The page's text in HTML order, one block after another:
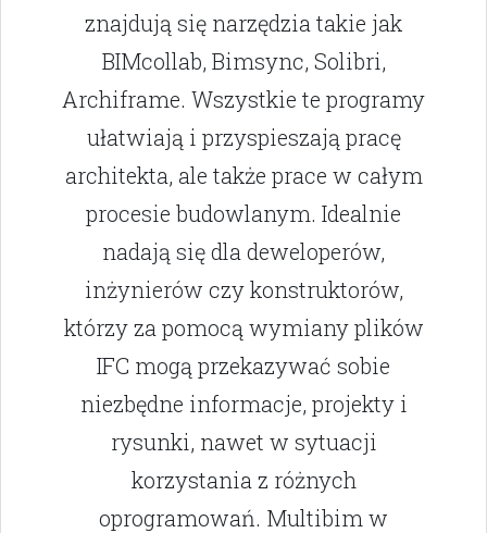
znajdują się narzędzia takie jak
BIMcollab, Bimsync, Solibri,
Archiframe. Wszystkie te programy
ułatwiają i przyspieszają pracę
architekta, ale także prace w całym
procesie budowlanym. Idealnie
nadają się dla deweloperów,
inżynierów czy konstruktorów,
którzy za pomocą wymiany plików
IFC mogą przekazywać sobie
niezbędne informacje, projekty i
rysunki, nawet w sytuacji
korzystania z różnych
oprogramowań. Multibim w